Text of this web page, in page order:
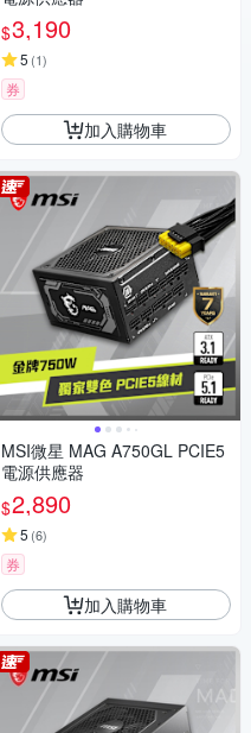
$3,190
5 (1)
券
加入購物車
MSI微星 MAG A750GL PCIE5
電源供應器
$2,890
5 (6)
券
加入購物車